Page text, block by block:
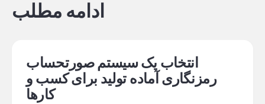
ادامه مطلب
انتخاب یک سیستم صورتحساب
رمزنگاری آماده تولید برای کسب و
کارها